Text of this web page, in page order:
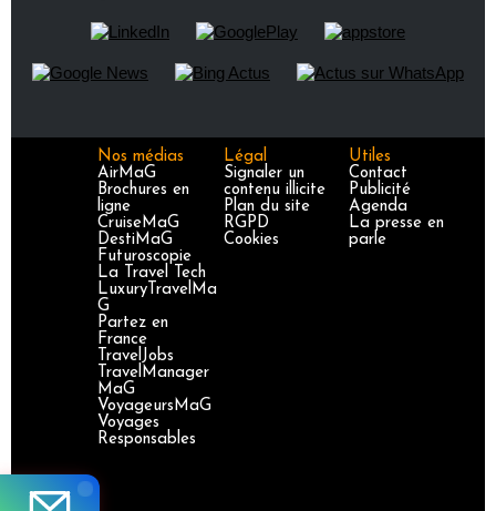
Nos médias
AirMaG
Brochures en
ligne
CruiseMaG
DestiMaG
Futuroscopie
La Travel Tech
LuxuryTravelMa
G
Partez en
France
TravelJobs
TravelManager
MaG
VoyageursMaG
Voyages
Responsables
Légal
Signaler un
contenu illicite
Plan du site
RGPD
Cookies
Utiles
Contact
Publicité
Agenda
La presse en
parle